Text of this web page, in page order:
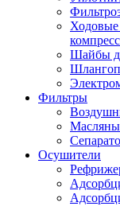
Ходовые
Шайбы
Фильтры
Осушители